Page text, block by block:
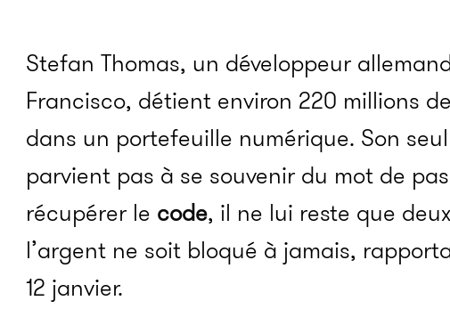
Stefan Thomas, un développeur
Francisco, détient environ 220 millions
dans un portefeuille numérique. Son
parvient pas à se souvenir du mot de
récupérer le code, il ne lui reste que
l’argent ne soit bloqué à jamais,
12 janvier.